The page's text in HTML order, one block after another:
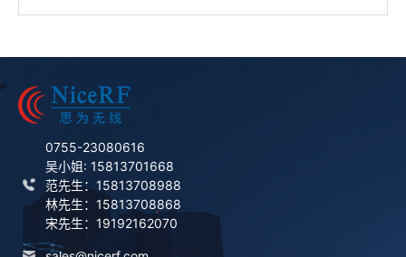
0755-23080616
吴小姐: 15813701668
范先生：15813708988
林先生：15813708868
宋先生：19192162070